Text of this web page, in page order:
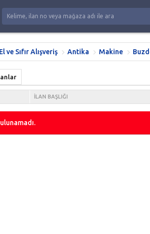
ve Sıfır Alışveriş Antika Makine
İLAN BAŞLIĞI